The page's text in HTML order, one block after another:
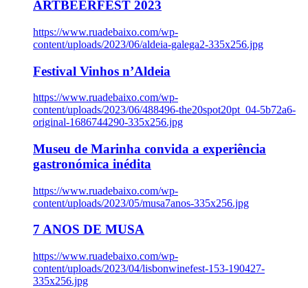
ARTBEERFEST 2023
https://www.ruadebaixo.com/wp-
content/uploads/2023/06/aldeia-galega2-335x256.jpg
Festival Vinhos n’Aldeia
https://www.ruadebaixo.com/wp-
content/uploads/2023/06/488496-the20spot20pt_04-5b72a6-
original-1686744290-335x256.jpg
Museu de Marinha convida a experiência
gastronómica inédita
https://www.ruadebaixo.com/wp-
content/uploads/2023/05/musa7anos-335x256.jpg
7 ANOS DE MUSA
https://www.ruadebaixo.com/wp-
content/uploads/2023/04/lisbonwinefest-153-190427-
335x256.jpg